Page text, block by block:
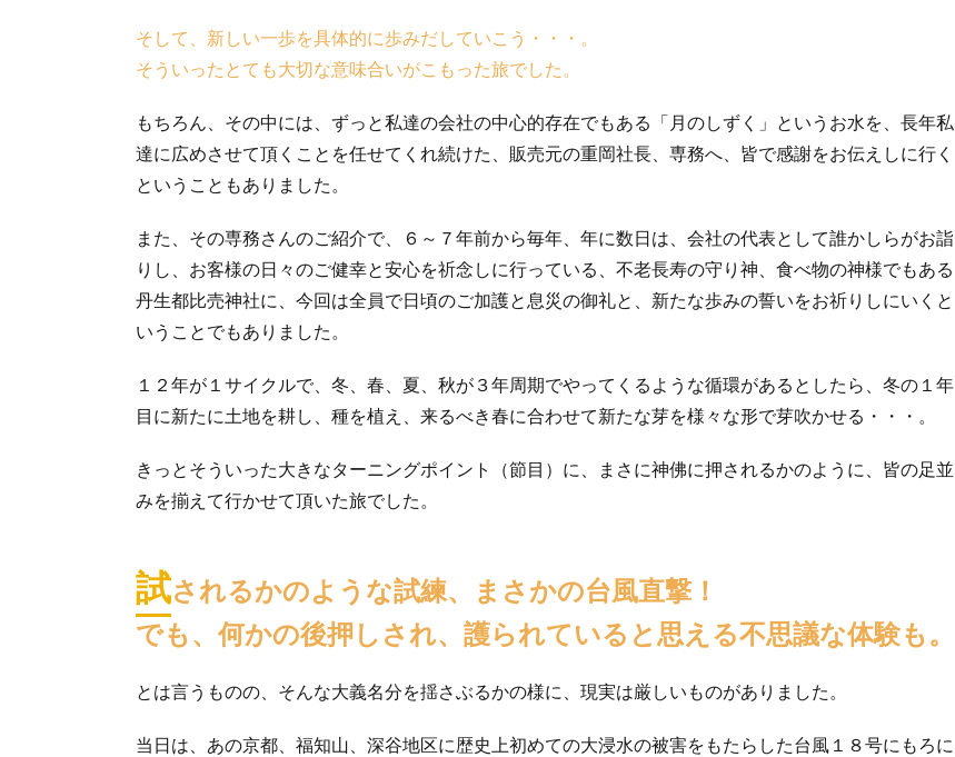
そして、新しい一歩を具体的に歩みだしていこう・・・。
そういったとても大切な意味合いがこもった旅でした。
もちろん、その中には、ずっと私達の会社の中心的存在でもある「月のしずく」というお水を、長年私
達に広めさせて頂くことを任せてくれ続けた、販売元の重岡社長、専務へ、皆で感謝をお伝えしに行く
ということもありました。
また、その専務さんのご紹介で、６～７年前から毎年、年に数日は、会社の代表として誰かしらがお詣
りし、お客様の日々のご健幸と安心を祈念しに行っている、不老長寿の守り神、食べ物の神様でもある
丹生都比売神社に、今回は全員で日頃のご加護と息災の御礼と、新たな歩みの誓いをお祈りしにいくと
いうことでもありました。
１２年が１サイクルで、冬、春、夏、秋が３年周期でやってくるような循環があるとしたら、冬の１年
目に新たに土地を耕し、種を植え、来るべき春に合わせて新たな芽を様々な形で芽吹かせる・・・。
きっとそういった大きなターニングポイント（節目）に、まさに神佛に押されるかのように、皆の足並
みを揃えて行かせて頂いた旅でした。
試されるかのような試練、まさかの台風直撃！
でも、何かの後押しされ、護られていると思える不思議な体験も。
とは言うものの、そんな大義名分を揺さぶるかの様に、現実は厳しいものがありました。
当日は、あの京都、福知山、深谷地区に歴史上初めての大浸水の被害をもたらした台風１８号にもろに